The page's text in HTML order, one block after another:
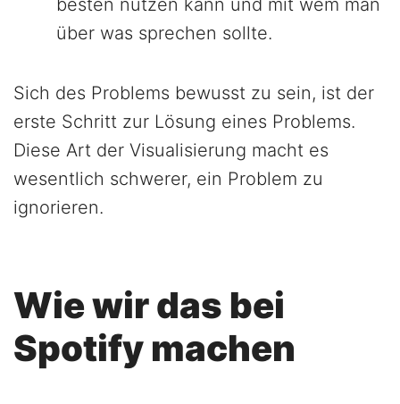
besten nutzen kann und mit wem man
über was sprechen sollte.
Sich des Problems bewusst zu sein, ist der
erste Schritt zur Lösung eines Problems.
Diese Art der Visualisierung macht es
wesentlich schwerer, ein Problem zu
ignorieren.
Wie wir das bei
Spotify machen